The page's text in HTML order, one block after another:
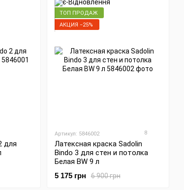
для
ТОП ПРОДАЖ
АКЦИЯ −25%
Артикул: 5846002 8
Латексная краска Sadolin
Bindo 3 для стен и потолка
Белая BW 9 л
6 900 грн
5 175 грн